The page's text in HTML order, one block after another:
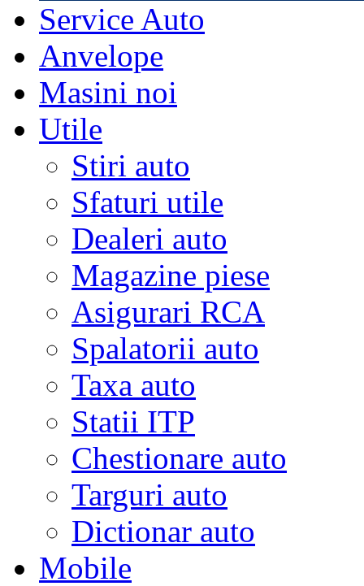
Service Auto
Anvelope
Masini noi
Utile
Stiri auto
Sfaturi utile
Dealeri auto
Magazine piese
Asigurari RCA
Spalatorii auto
Taxa auto
Statii ITP
Chestionare auto
Targuri auto
Dictionar auto
Mobile